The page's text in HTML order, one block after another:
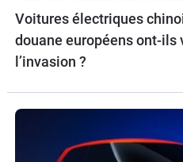
Voitures électriques
douane européens ont-ils
l’invasion ?